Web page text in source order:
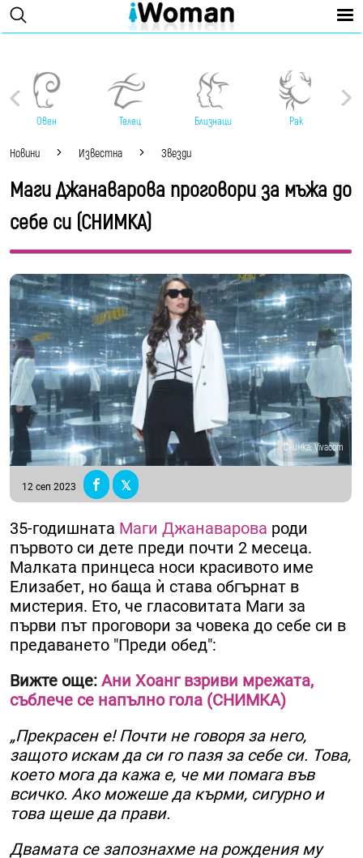
Овен Телец Близнаци Рак
Новини Известна Звезди
Маги Джанаварова проговори за мъжа до
себе си (СНИМКА)
Снимка: Vivacom
12 сеп 2023
35-годишната Маги Джанаварова роди
първото си дете преди почти 2 месеца.
Малката принцеса носи красивото име
Елизабет, но баща ѝ става обгърнат в
мистерия. Ето, че гласовитата Маги за
първи път проговори за човека до себе си в
предаването "Преди обед":
Вижте още: Ани Хоанг взриви мрежата,
съблече се напълно гола (СНИМКА)
„Прекрасен е! Почти не говоря за него,
защото искам да си го пазя за себе си. Това,
което мога да кажа е, че ми помага във
всичко. Ако можеше да кърми, сигурно и
това щеше да прави.
Двамата се запознахме на рождения му